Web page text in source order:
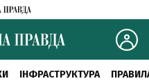
ІНФРАСТРУКТУРА